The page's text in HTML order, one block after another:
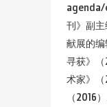
agenda/
刊》副主
献展的
寻获》
术家》（
（2016